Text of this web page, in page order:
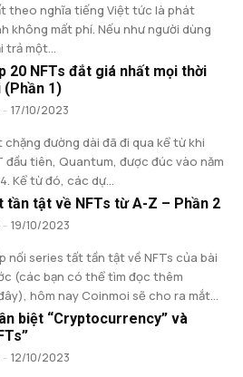
theo nghĩa tiếng Việt tức là phát
không mất phí. Nếu như người dùng
trả một...
20 NFTs đắt giá nhất mọi thời
(Phần 1)
- 17/10/2023
chặng đường dài đã đi qua kể từ khi
đầu tiên, Quantum, được đúc vào năm
Kể từ đó, các dự...
tần tật về NFTs từ A-Z – Phần 2
- 19/10/2023
nối series tất tần tật về NFTs của bài
(các bạn có thể tìm đọc thêm
hôm nay Coinmoi sẽ cho ra mắt...
biệt “Cryptocurrency” và
- 12/10/2023